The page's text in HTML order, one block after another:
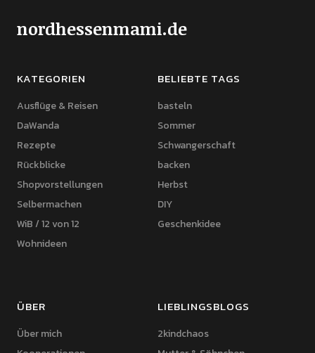
nordhessenmami.de
KATEGORIEN
Ausflüge & Reisen
DaWanda
Rezepte
Rückblicke
Shopvorstellungen
Selbermachen
WiB / 12 von 12
Wohnideen
BELIEBTE TAGS
basteln
Sommer
Schwangerschaft
backen
Herbst
DIY
Geschenkidee
ÜBER
Über mich
LIEBLINGSBLOGS
2kindchaos